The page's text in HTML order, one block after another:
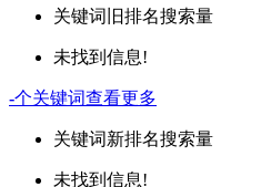
关键词 旧排名搜索量
未找到信息!
-个关键词查看更多
关键词新排名搜索量
未找到信息!